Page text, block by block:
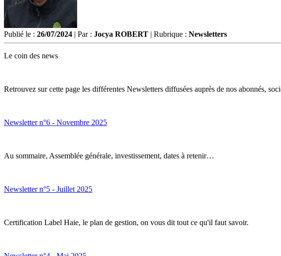
Publié le : 26/07/2024 | Par : Jocya ROBERT | Rubrique : Newsletters
Le coin des news
Retrouvez sur cette page les différentes Newsletters diffusées auprès de nos abonnés,
Newsletter n°6 - Novembre 2025
Au sommaire, Assemblée générale, investissement, dates à retenir…
Newsletter n°5 - Juillet 2025
Certification Label Haie, le plan de gestion, on vous dit tout ce qu'il faut savoir.